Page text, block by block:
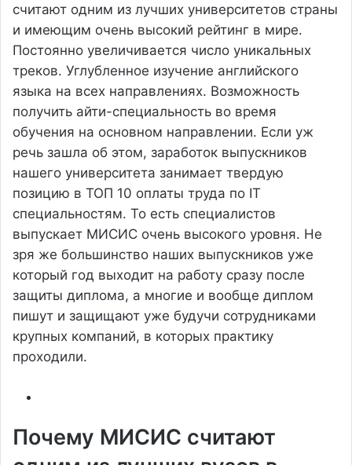
считают одним из лучших университетов страны
и имеющим очень высокий рейтинг в мире.
Постоянно увеличивается число уникальных
треков. Углубленное изучение английского
языка на всех направлениях. Возможность
получить айти-специальность во время
обучения на основном направлении. Если уж
речь зашла об этом, заработок выпускников
нашего университета занимает твердую
позицию в ТОП 10 оплаты труда по IT
специальностям. То есть специалистов
выпускает МИСИС очень высокого уровня. Не
зря же большинство наших выпускников уже
который год выходит на работу сразу после
защиты диплома, а многие и вообще диплом
пишут и защищают уже будучи сотрудниками
крупных компаний, в которых практику
проходили.
Почему МИСИС считают